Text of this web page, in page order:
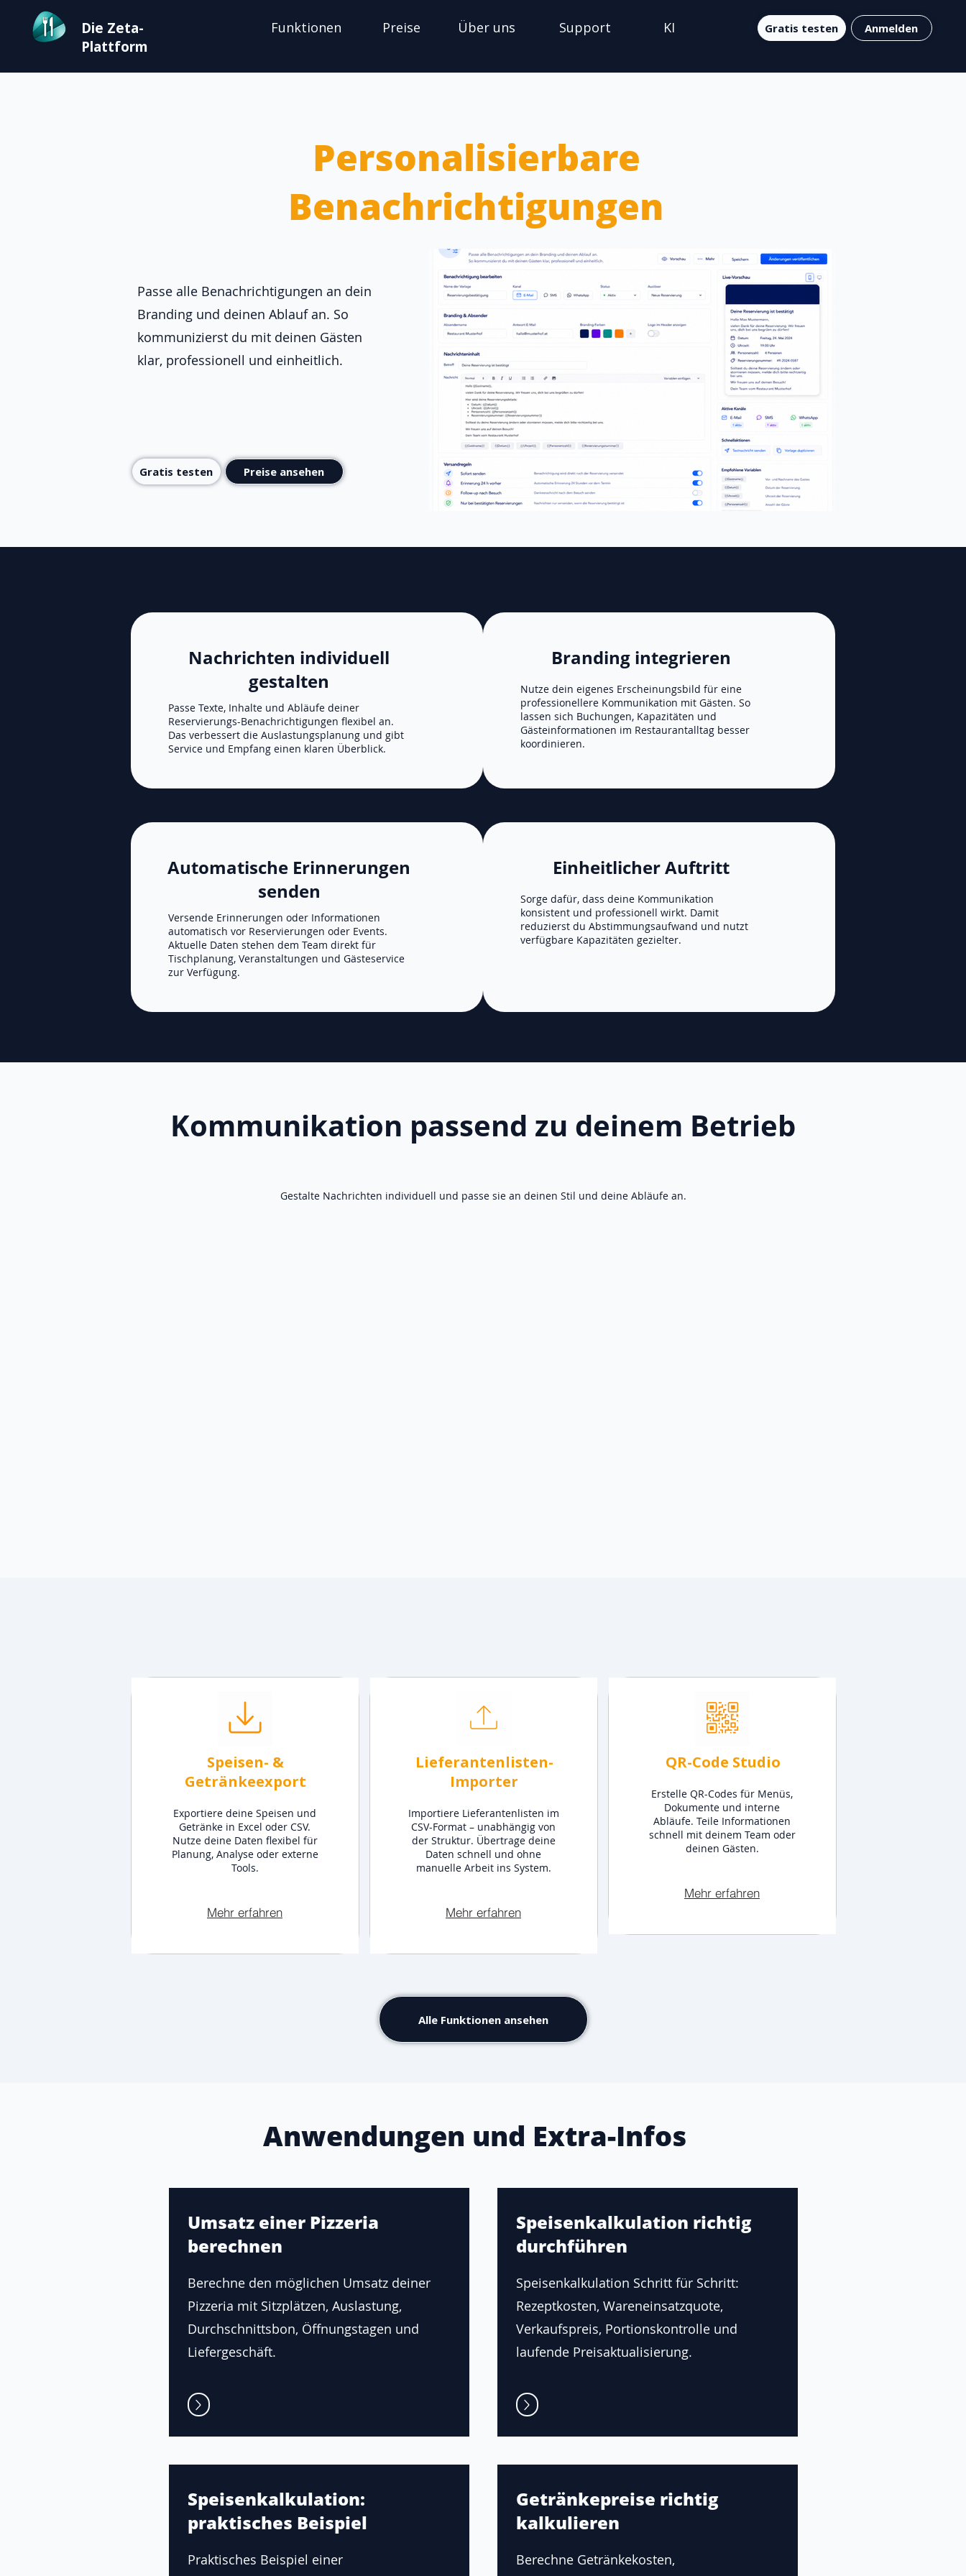
Die Zeta-
Plattform
Funktionen Preise Über uns Support KI Gratis testen Anmelden
Personalisierbare
Benachrichtigungen
Passe alle Benachrichtigungen an dein
Branding und deinen Ablauf an. So
kommunizierst du mit deinen Gästen
klar, professionell und einheitlich.
Gratis testen Preise ansehen
Nachrichten individuell
gestalten
Passe Texte, Inhalte und Abläufe deiner
Reservierungs-Benachrichtigungen flexibel an.
Das verbessert die Auslastungsplanung und gibt
Service und Empfang einen klaren Überblick.
Branding integrieren
Nutze dein eigenes Erscheinungsbild für eine
professionellere Kommunikation mit Gästen. So
lassen sich Buchungen, Kapazitäten und
Gästeinformationen im Restaurantalltag besser
koordinieren.
Automatische Erinnerungen
senden
Versende Erinnerungen oder Informationen
automatisch vor Reservierungen oder Events.
Aktuelle Daten stehen dem Team direkt für
Tischplanung, Veranstaltungen und Gästeservice
zur Verfügung.
Einheitlicher Auftritt
Sorge dafür, dass deine Kommunikation
konsistent und professionell wirkt. Damit
reduzierst du Abstimmungsaufwand und nutzt
verfügbare Kapazitäten gezielter.
Kommunikation passend zu deinem Betrieb
Gestalte Nachrichten individuell und passe sie an deinen Stil und deine Abläufe an.
Speisen- &
Getränkeexport
Exportiere deine Speisen und
Getränke in Excel oder CSV.
Nutze deine Daten flexibel für
Planung, Analyse oder externe
Tools.
Mehr erfahren
Lieferantenlisten-
Importer
Importiere Lieferantenlisten im
CSV-Format – unabhängig von
der Struktur. Übertrage deine
Daten schnell und ohne
manuelle Arbeit ins System.
Mehr erfahren
QR-Code Studio
Erstelle QR-Codes für Menüs,
Dokumente und interne
Abläufe. Teile Informationen
schnell mit deinem Team oder
deinen Gästen.
Mehr erfahren
Alle Funktionen ansehen
Anwendungen und Extra-Infos
Umsatz einer Pizzeria
berechnen
Berechne den möglichen Umsatz deiner
Pizzeria mit Sitzplätzen, Auslastung,
Durchschnittsbon, Öffnungstagen und
Liefergeschäft.
Speisenkalkulation:
praktisches Beispiel
Praktisches Beispiel einer
Speisenkalkulation richtig
durchführen
Speisenkalkulation Schritt für Schritt:
Rezeptkosten, Wareneinsatzquote,
Verkaufspreis, Portionskontrolle und
laufende Preisaktualisierung.
Getränkepreise richtig
kalkulieren
Berechne Getränkekosten,